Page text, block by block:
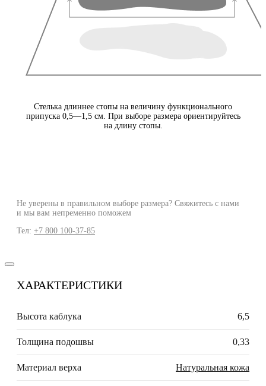
Стелька длиннее стопы на величину функционального
припуска 0,5—1,5 см. При выборе размера ориентируйтесь
на длину стопы.
Не уверены в правильном выборе размера? Свяжитесь с нами
и мы вам непременно поможем
Тел: +7 800 100-37-85
ХАРАКТЕРИСТИКИ
Высота каблука 6,5
Толщина подошвы 0,33
Материал верха Натуральная кожа